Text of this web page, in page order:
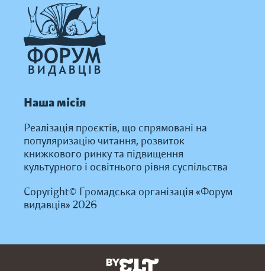
Наша місія
Реалізація проєктів, що спрямовані на
популяризацію читання, розвиток
книжкового ринку та підвищення
культурного і освітнього рівня суспільства
Copyright© Громадська організація «Форум
видавців» 2026